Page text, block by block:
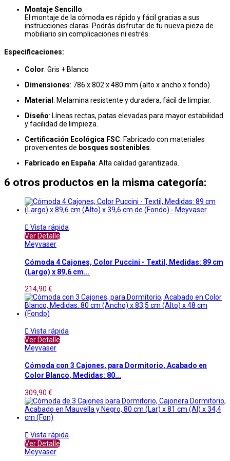
Montaje Sencillo:
El montaje de la cómoda es rápido y fácil gracias a sus
instrucciones claras. Podrás disfrutar de tu nueva pieza de
mobiliario sin complicaciones ni estrés.
Especificaciones:
Color: Gris + Blanco
Dimensiones: 786 x 802 x 480 mm (alto x ancho x fondo)
Material : Melamina resistente y duradera, fácil de limpiar.
Diseño: Líneas rectas, patas elevadas para mayor estabilidad
y facilidad de limpieza.
Certificación Ecológica FSC: Fabricado con materiales
provenientes de bosques sostenibles.
Fabricado en España: Alta calidad garantizada.
6 otros productos en la misma categoría:
 Vista rápida
Ver Detalle
Meyvaser
Cómoda 4 Cajones, Color Puccini - Textil, Medidas: 89 cm
(Largo) x 89,6 cm...
214,90 €
 Vista rápida
Ver Detalle
Meyvaser
Cómoda con 3 Cajones, para Dormitorio, Acabado en
Color Blanco, Medidas: 80...
309,90 €
 Vista rápida
Ver Detalle
Meyvaser